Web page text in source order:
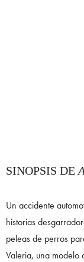
SINOPSIS DE
Un accidente
historias
peleas de perros
Valeria, una modelo